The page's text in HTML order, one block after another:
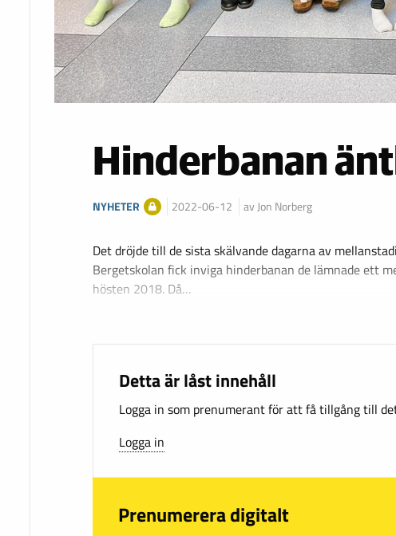
Hinderbanan
NYHETER 2022-06-12 av Jon Norberg
Det dröjde till de sista skälvande dagarna av
Bergetskolan fick inviga hinderbanan de lämnade ett
hösten 2018. Då…
Detta är låst innehåll
Logga in som prenumerant för att få tillgång till
Logga in
Prenumerera digitalt